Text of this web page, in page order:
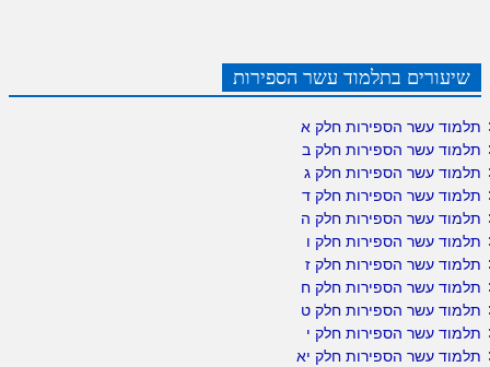
שיעורים בתלמוד עשר הספירות
תלמוד עשר הספירות חלק א
תלמוד עשר הספירות חלק ב
תלמוד עשר הספירות חלק ג
תלמוד עשר הספירות חלק ד
תלמוד עשר הספירות חלק ה
תלמוד עשר הספירות חלק ו
תלמוד עשר הספירות חלק ז
תלמוד עשר הספירות חלק ח
תלמוד עשר הספירות חלק ט
תלמוד עשר הספירות חלק י
תלמוד עשר הספירות חלק יא